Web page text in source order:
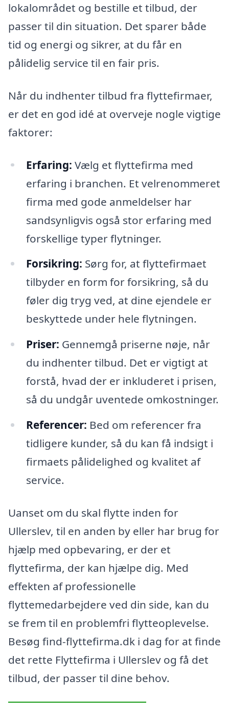
lokalområdet og bestille et tilbud, der
passer til din situation. Det sparer både
tid og energi og sikrer, at du får en
pålidelig service til en fair pris.
Når du indhenter tilbud fra flyttefirmaer,
er det en god idé at overveje nogle vigtige
faktorer:
Erfaring: Vælg et flyttefirma med
erfaring i branchen. Et velrenommeret
firma med gode anmeldelser har
sandsynligvis også stor erfaring med
forskellige typer flytninger.
Forsikring: Sørg for, at flyttefirmaet
tilbyder en form for forsikring, så du
føler dig tryg ved, at dine ejendele er
beskyttede under hele flytningen.
Priser: Gennemgå priserne nøje, når
du indhenter tilbud. Det er vigtigt at
forstå, hvad der er inkluderet i prisen,
så du undgår uventede omkostninger.
Referencer: Bed om referencer fra
tidligere kunder, så du kan få indsigt i
firmaets pålidelighed og kvalitet af
service.
Uanset om du skal flytte inden for
Ullerslev, til en anden by eller har brug for
hjælp med opbevaring, er der et
flyttefirma, der kan hjælpe dig. Med
effekten af professionelle
flyttemedarbejdere ved din side, kan du
se frem til en problemfri flytteoplevelse.
Besøg find-flyttefirma.dk i dag for at finde
det rette Flyttefirma i Ullerslev og få det
tilbud, der passer til dine behov.